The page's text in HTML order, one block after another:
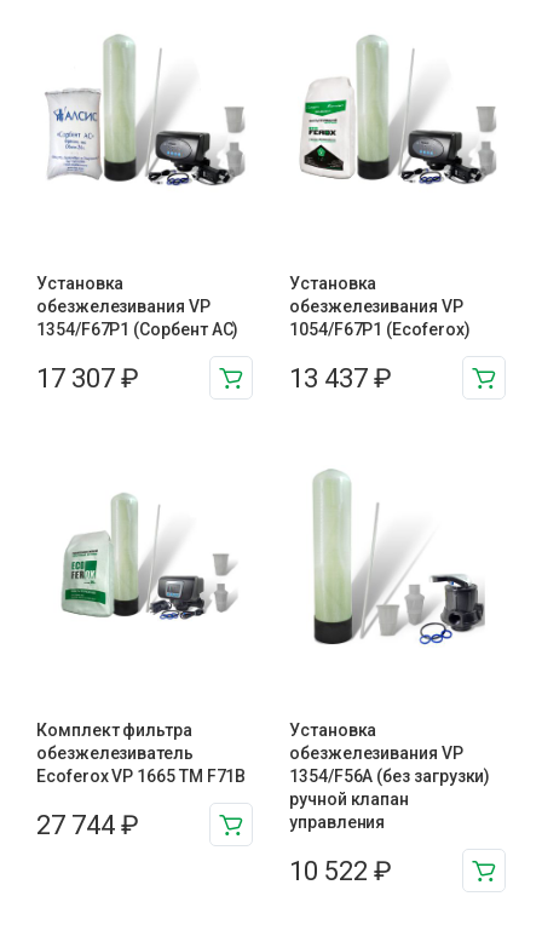
Установка
обезжелезивания VP
1354/F67P1 (Сорбент АС)
17 307 ₽
Установка
обезжелезивания VP
1054/F67P1 (Ecoferox)
13 437 ₽
Комплект фильтра
обезжелезиватель
Ecoferox VP 1665 TM F71B
27 744 ₽
Установка
обезжелезивания VP
1354/F56A (без загрузки)
ручной клапан
управления
10 522 ₽